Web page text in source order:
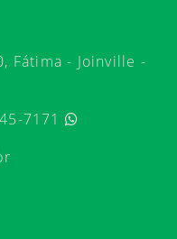
Fátima - Joinville -
7171